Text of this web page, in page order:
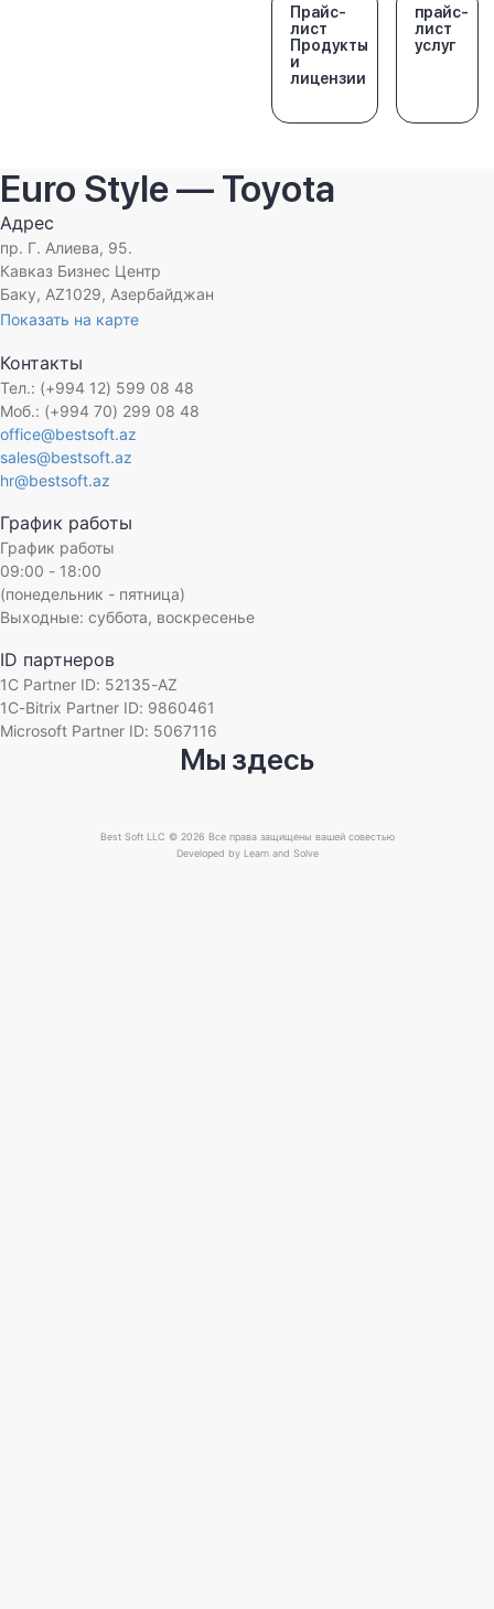
Прайс-
лист
Продукты
и
лицензии
прайс-
лист
услуг
Euro Style — Toyota
Адрес
пр. Г. Алиева, 95.
Кавказ Бизнес Центр
Баку, AZ1029, Азербайджан
Показать на карте
Контакты
Тел.: (+994 12) 599 08 48
Моб.: (+994 70) 299 08 48
office@bestsoft.az
sales@bestsoft.az
hr@bestsoft.az
График работы
График работы
09:00 - 18:00
(понедельник - пятница)
Выходные: суббота, воскресенье
ID партнеров
1C Partner ID: 52135-AZ
1C-Bitrix Partner ID: 9860461
Microsoft Partner ID: 5067116
Мы здесь
Best Soft LLC © 2026 Все права защищены вашей совестью
Developed by Learn and Solve